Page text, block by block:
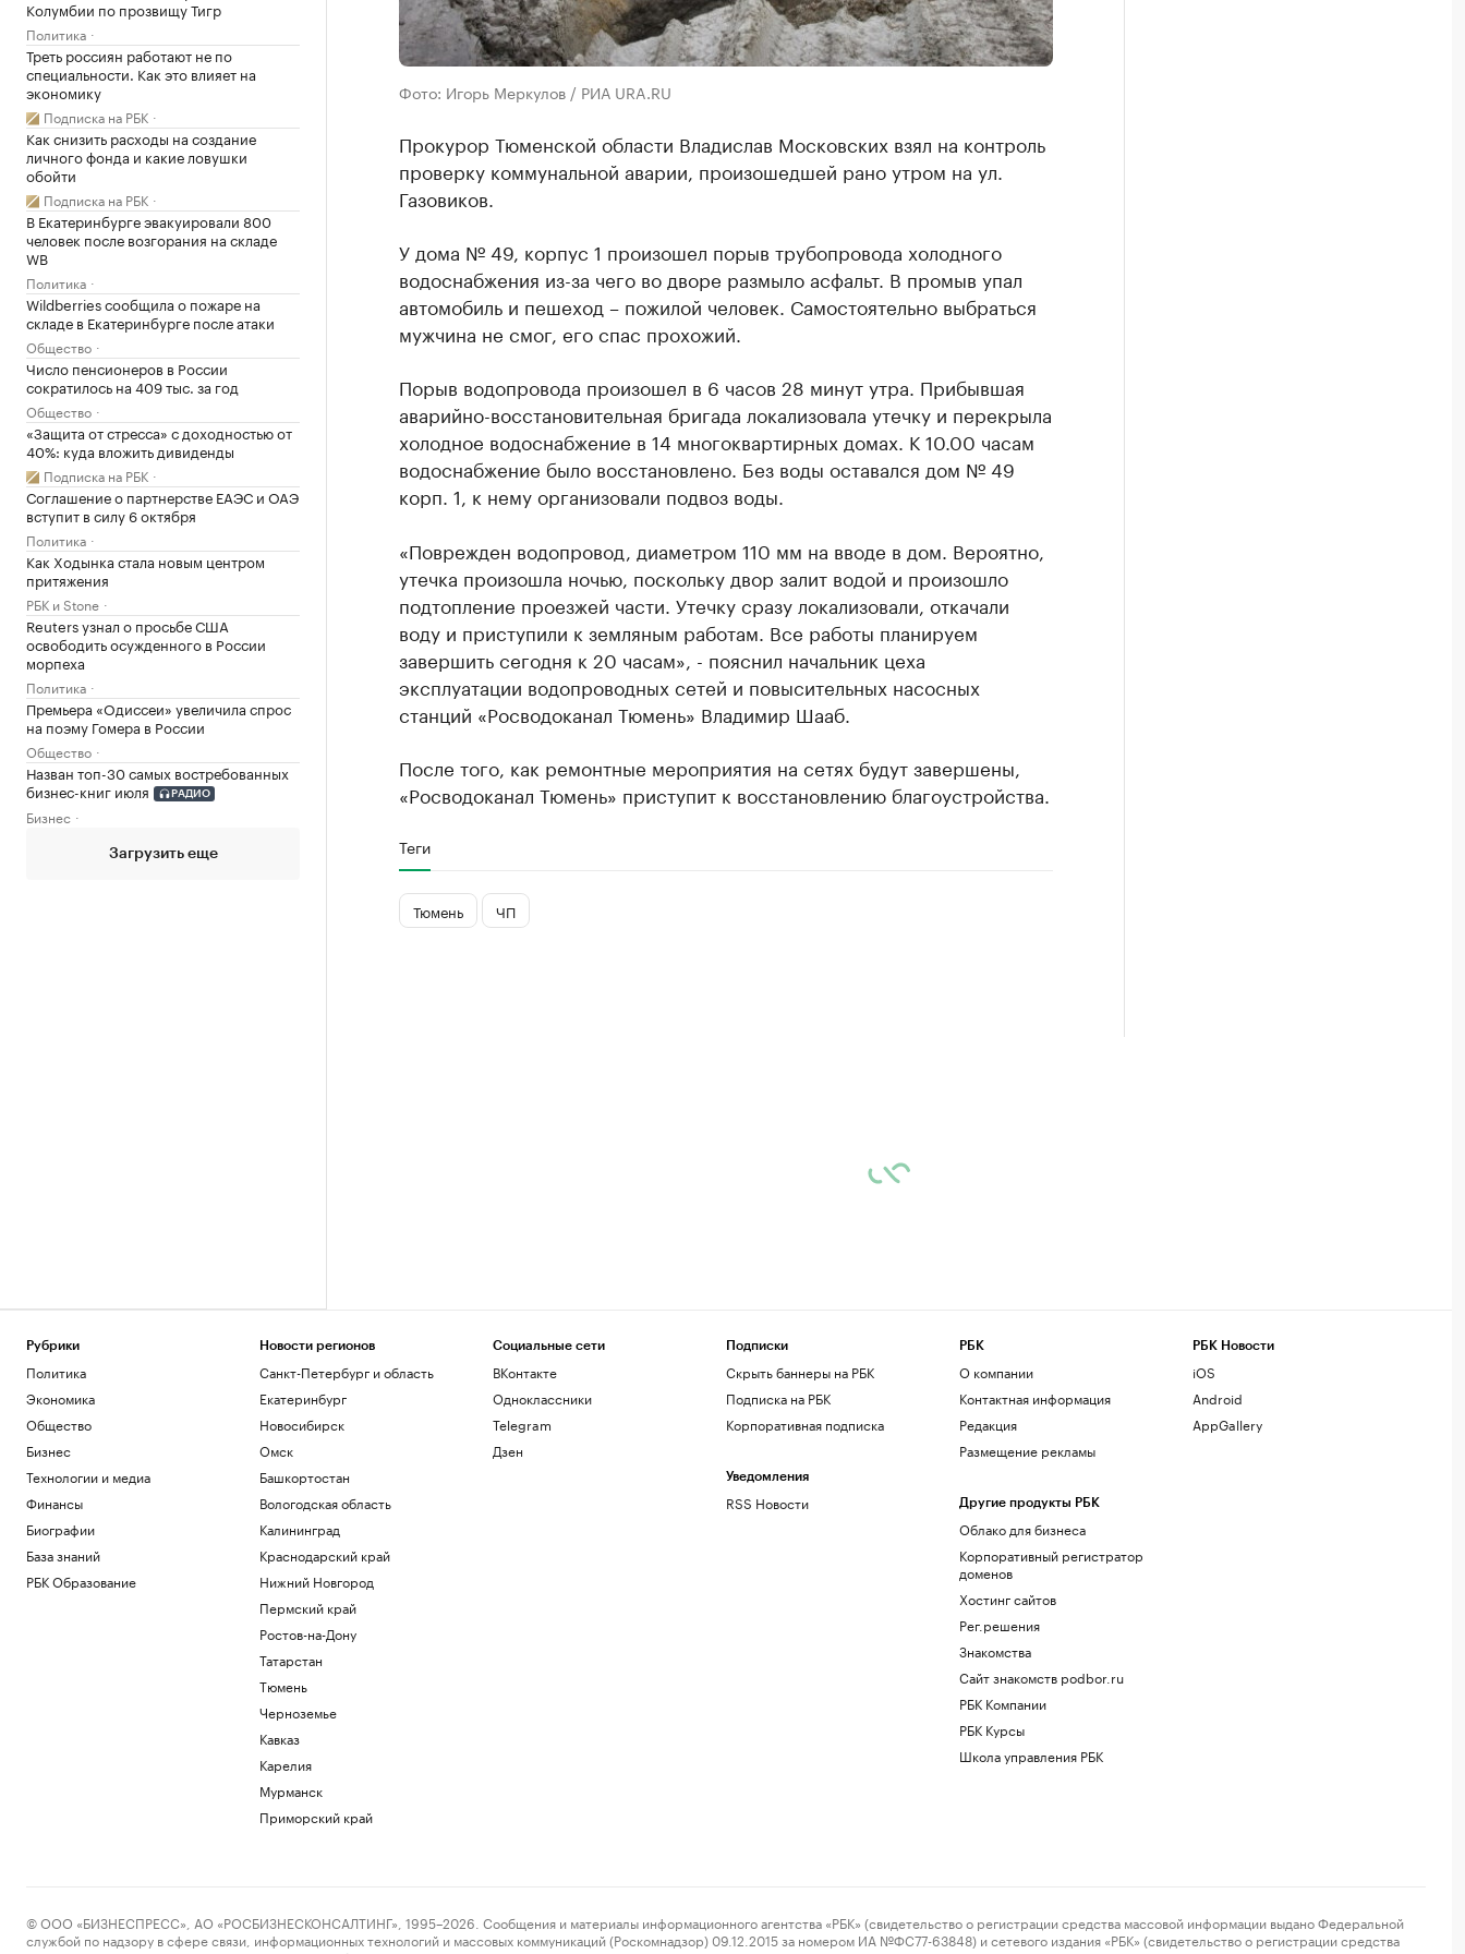
Колумбии по прозвищу Тигр
Политика
Треть россиян работают не по
специальности. Как это влияет на
экономику
Подписка на РБК
Как снизить расходы на создание
личного фонда и какие ловушки
обойти
Подписка на РБК
В Екатеринбурге эвакуировали 800
человек после возгорания на складе
WB
Политика
Wildberries сообщила о пожаре на
складе в Екатеринбурге после атаки
Общество
Число пенсионеров в России
сократилось на 409 тыс. за год
Общество
«Защита от стресса» с доходностью от
40%: куда вложить дивиденды
Подписка на РБК
Соглашение о партнерстве ЕАЭС и ОАЭ
вступит в силу 6 октября
Политика
Как Ходынка стала новым центром
притяжения
РБК и Stone
Reuters узнал о просьбе США
освободить осужденного в России
морпеха
Политика
Премьера «Одиссеи» увеличила спрос
на поэму Гомера в России
Общество
Назван топ-30 самых востребованных
бизнес-книг июля
РАДИО
Бизнес
Загрузить еще
Фото: Игорь Меркулов / РИА URA.RU
Прокурор Тюменской области Владислав Московских взял на контроль
проверку коммунальной аварии, произошедшей рано утром на ул.
Газовиков.
У дома № 49, корпус 1 произошел порыв трубопровода холодного
водоснабжения из-за чего во дворе размыло асфальт. В промыв упал
автомобиль и пешеход – пожилой человек. Самостоятельно выбраться
мужчина не смог, его спас прохожий.
Порыв водопровода произошел в 6 часов 28 минут утра. Прибывшая
аварийно-восстановительная бригада локализовала утечку и перекрыла
холодное водоснабжение в 14 многоквартирных домах. К 10.00 часам
водоснабжение было восстановлено. Без воды оставался дом № 49
корп. 1, к нему организовали подвоз воды.
«Поврежден водопровод, диаметром 110 мм на вводе в дом. Вероятно,
утечка произошла ночью, поскольку двор залит водой и произошло
подтопление проезжей части. Утечку сразу локализовали, откачали
воду и приступили к земляным работам. Все работы планируем
завершить сегодня к 20 часам», - пояснил начальник цеха
эксплуатации водопроводных сетей и повысительных насосных
станций «Росводоканал Тюмень» Владимир Шааб.
После того, как ремонтные мероприятия на сетях будут завершены,
«Росводоканал Тюмень» приступит к восстановлению благоустройства.
Теги
Тюмень ЧП
Рубрики
Политика
Экономика
Общество
Бизнес
Технологии и медиа
Финансы
Биографии
База знаний
РБК Образование
Новости регионов
Санкт-Петербург и область
Екатеринбург
Новосибирск
Омск
Башкортостан
Вологодская область
Калининград
Краснодарский край
Нижний Новгород
Пермский край
Ростов-на-Дону
Татарстан
Тюмень
Черноземье
Кавказ
Карелия
Мурманск
Приморский край
Социальные сети
ВКонтакте
Одноклассники
Telegram
Дзен
Подписки
Скрыть баннеры на РБК
Подписка на РБК
Корпоративная подписка
Уведомления
RSS Новости
РБК
О компании
Контактная информация
Редакция
Размещение рекламы
Другие продукты РБК
Облако для бизнеса
Корпоративный регистратор
доменов
Хостинг сайтов
Рег.решения
Знакомства
Сайт знакомств podbor.ru
РБК Компании
РБК Курсы
Школа управления РБК
РБК Новости
iOS
Android
AppGallery
© ООО «БИЗНЕСПРЕСС», АО «РОСБИЗНЕСКОНСАЛТИНГ», 1995–2026. Сообщения и материалы информационного агентства «РБК» (свидетельство о регистрации средства массовой информации выдано Федеральной
службой по надзору в сфере связи, информационных технологий и массовых коммуникаций (Роскомнадзор) 09.12.2015 за номером ИА №ФС77-63848) и сетевого издания «РБК» (свидетельство о регистрации средства